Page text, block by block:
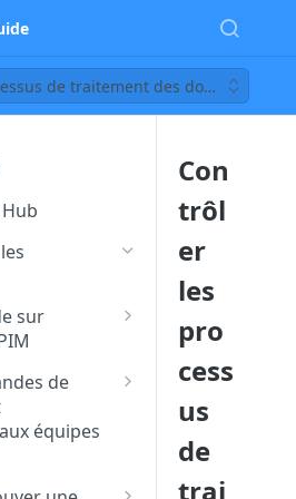
de traitement des données
sur
pour
ou un
de
équipes
des tâches
Con
trôl
er
les
pro
cess
us
de
trai